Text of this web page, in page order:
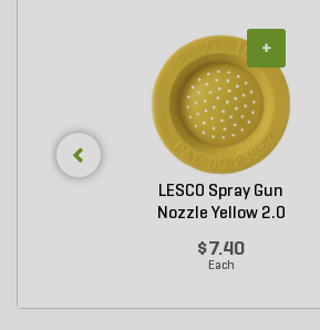
LESCO Spray Gun
Nozzle Yellow 2.0
$7.40
Each
+